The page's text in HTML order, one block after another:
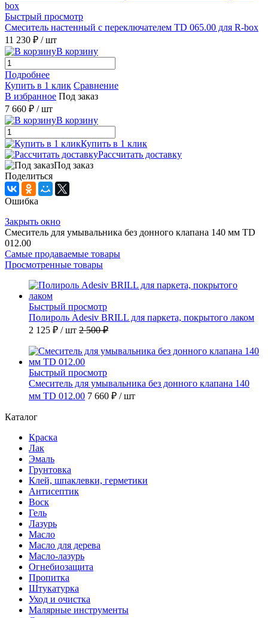
Быстрый просмотр
Смеситель настенный с переключателем TD 065.00 для R-box
11 230 ₽ / шт
В корзину
Подробнее
Купить в 1 клик Сравнение
В избранное Под заказ
7 660 ₽ / шт
В корзину
Купить в 1 клик
Рассчитать доставку
Под заказ
Поделиться
Ошибка
Закрыть окно
Смеситель для умывальника без донного клапана 140 мм TD
012.00
Самые продаваемые товары
Просмотренные товары
Быстрый просмотр
Полироль Adesiv BRILL для паркета, покрытого лаком
2 125 ₽ / шт 2 500 ₽
Быстрый просмотр
Смеситель для умывальника без донного клапана 140
мм TD 012.00 7 660 ₽ / шт
Каталог
Краска
Лак
Эмаль
Грунтовка
Клей, шпаклевки, герметики
Антисептик
Воск
Гель
Лазурь
Масло
Масло для дерева
Масло-лазурь
Огнебиозащита
Пропитка
Штукатурка
Уход и очистка
Малярные инструменты